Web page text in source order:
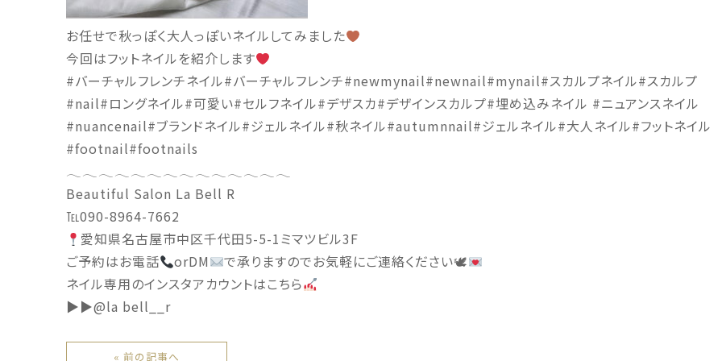
お任せで秋っぽく大人っぽいネイルしてみました
今回はフットネイルを紹介します
#バーチャルフレンチネイル#バーチャルフレンチ#newmynail#newnail#mynail#スカルプネイル#スカルプ
#nail#ロングネイル#可愛い#セルフネイル#デザスカ#デザインスカルプ#埋め込みネイル #ニュアンスネイル
#nuancenail#ブランドネイル#ジェルネイル#秋ネイル#autumnnail#ジェルネイル#大人ネイル#フットネイル
#footnail#footnails
𓂃𓂃𓂃𓂃𓂃𓂃𓂃𓂃𓂃𓂃𓂃𓂃𓂃𓂃
Beautiful Salon La Bell R
℡090-8964-7662
愛知県名古屋市中区千代田5-5-1ミマツビル3F
ご予約はお電話
orDM
で承りますのでお気軽にご連絡ください🕊
ネイル専用のインスタアカウントはこちら︎
▶︎▶︎@la bell__r
« 前の記事へ